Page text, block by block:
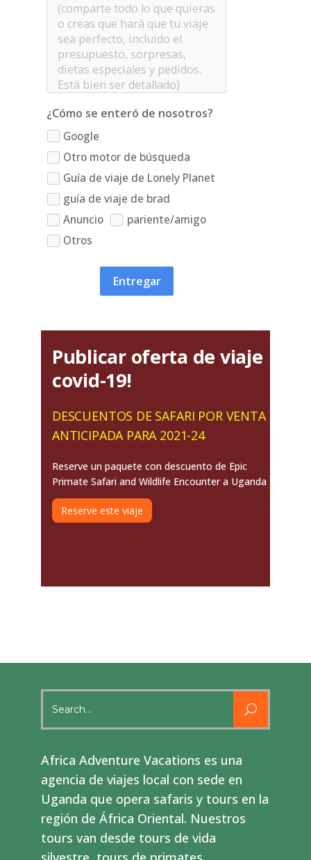
¿Cómo se enteró de nosotros?
Google
Otro motor de búsqueda
Guía de viaje de Lonely Planet
guía de viaje de brad
Anuncio
pariente/amigo
Otros
Entregar
Publicar oferta de viaje
covid-19!
DESCUENTOS DE SAFARI POR VENTA
ANTICIPADA PARA 2021-24
Reserve un paquete con descuento de Epic
Primate Safari and Wildlife Encounter a Uganda
Reserve este viaje
for:
Africa Adventure Vacations es una
agencia de viajes local con sede en
Uganda que opera safaris y tours en la
región de África Oriental. Nuestros
tours van desde tours de vida